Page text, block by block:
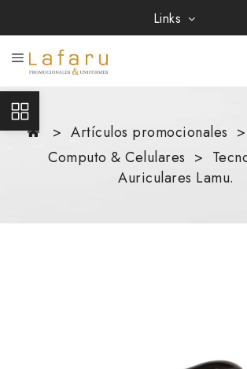
Links
Artículos promocionales
Computo & Celulares
Auriculares Lamu.